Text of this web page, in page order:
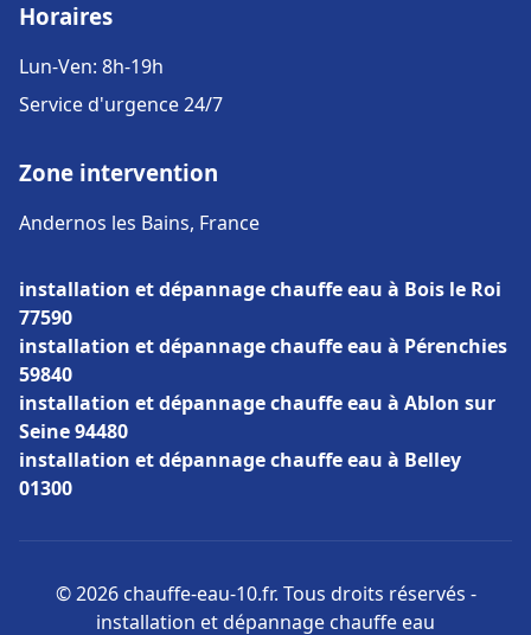
Horaires
Lun-Ven: 8h-19h
Service d'urgence 24/7
Zone intervention
Andernos les Bains, France
installation et dépannage chauffe eau à Bois le Roi
77590
installation et dépannage chauffe eau à Pérenchies
59840
installation et dépannage chauffe eau à Ablon sur
Seine 94480
installation et dépannage chauffe eau à Belley
01300
© 2026 chauffe-eau-10.fr. Tous droits réservés -
installation et dépannage chauffe eau